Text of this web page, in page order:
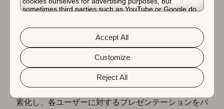
sometimes third parties such as YouTube or Google do.
about the protection of your personal data and the
different cookies we use, please read our
&Privacy Policy. You can customize your cookie settings
and preferences by clicking the “Customize” button.
Reject All
Customize
Accept All
あるもの、およびこれらに基づく全ての下位法令、な
範またはその他のガイダンスを含む）に従い、そして
b) 次のリンクをクリックして利用可能な当社のプラ
イバシーポリシーに詳述された条件の下で：
プライバ
シーポリシー
7.2.ウェブサイトへのアクセスとナビゲーションを簡
素化し、各ユーザーに対するプレゼンテーションをパ